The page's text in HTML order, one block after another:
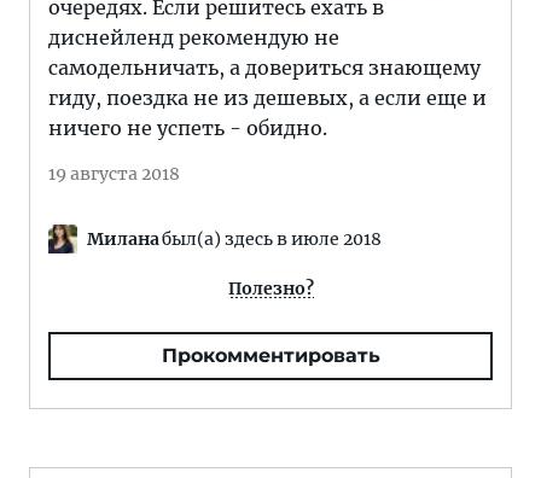
очередях. Если решитесь ехать в
диснейленд рекомендую не
самодельничать, а довериться знающему
гиду, поездка не из дешевых, а если еще и
ничего не успеть - обидно.
19 августа 2018
Миланабыл(а) здесь в июле 2018
Полезно?
Прокомментировать